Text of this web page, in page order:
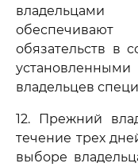
обязательств в
владельцев
12. Прежний
течение трех
выборе